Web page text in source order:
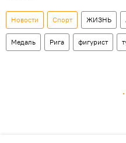
Новости Спорт ЖИЗНЬ
Медаль Рига фигурист